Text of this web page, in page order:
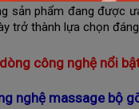
sản phẩm đang được
trở thành lựa chọn
công nghệ nổi
nghệ massage bộ